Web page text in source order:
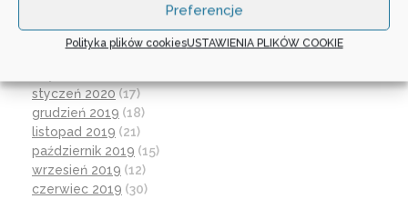
Preferencje
Polityka plików cookiesUSTAWIENIA PLIKÓW COOKIE
maj 2020 (1)
styczeń 2020(17)
grudzień 2019 (18)
listopad 2019 (21)
październik 2019 (15)
wrzesień 2019 (12)
czerwiec 2019 (30)